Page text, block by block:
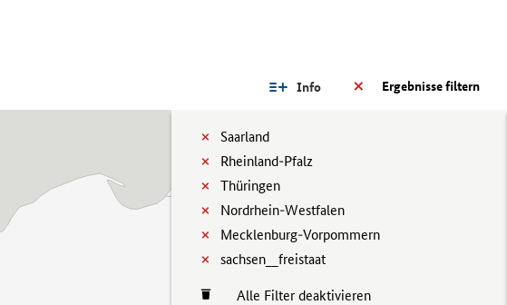
Ergebnisse filtern
Info
Saarland
Rheinland-Pfalz
Thüringen
Nordrhein-Westfalen
Mecklenburg-Vorpommern
sachsen__freistaat
Alle Filter deaktivieren